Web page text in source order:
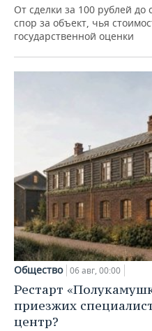
От сделки за 100 рублей до
спор за объект, чья
государственной оценки
Общество 06 авг, 00:00
Рестарт
приезжих
центр?